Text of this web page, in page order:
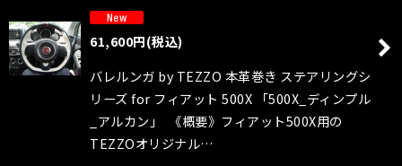
61,600円(税込)
バレルンガ by TEZZO 本革巻き ステアリングシ
リーズ for フィアット 500X 「500X_ディンプル
_アルカン」 《概要》フィアット500X用の
TEZZOオリジナル…